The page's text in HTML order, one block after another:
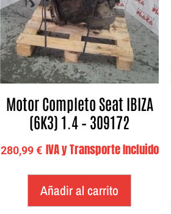
Motor Completo Seat IBIZA
(6K3) 1.4 – 309172
280,99€ IVA y Transporte Incluido
Añadir al carrito